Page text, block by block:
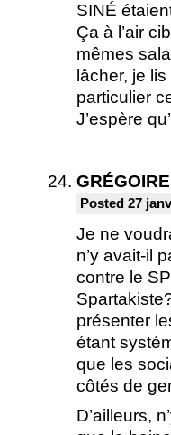
SINÉ
Ça à l’air
mêmes
lâcher, je
particulier
J’espère
GRÉGOIRE
Posted 27
Je ne
n’y avait-il
contre le
présenter
étant
que les
côtés de
D’ailleurs,